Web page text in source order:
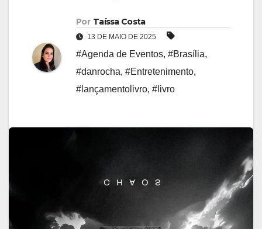
Por Taíssa Costa
13 DE MAIO DE 2025
#Agenda de Eventos, #Brasília,
#danrocha, #Entretenimento,
#lançamentolivro, #livro